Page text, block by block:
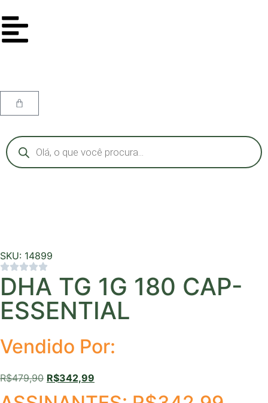
SKU: 14899
DHA TG 1G 180 CAP-
ESSENTIAL
Vendido Por:
R$479,90 R$342,99